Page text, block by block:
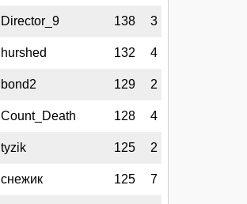
Director_9 138 3
hurshed 132 4
bond2 129 2
Count_Death 128 4
tyzik 125 2
снежик 125 7